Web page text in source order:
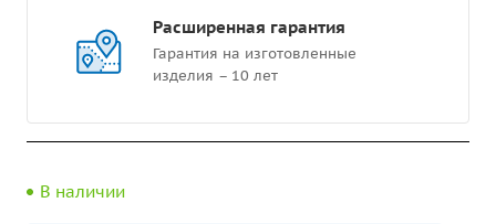
Расширенная гарантия
Гарантия на изготовленные
изделия – 10 лет
В наличии